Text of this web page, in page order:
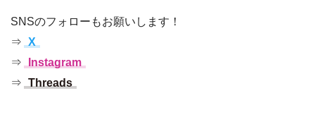
SNSのフォローもお願いします！
⇒ X
⇒
Instagram
⇒ Threads